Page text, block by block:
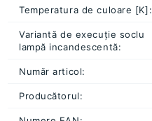
Temperatura de culoare [K]:
Variantă de execuție soclu
lampă incandescentă:
Număr articol:
Producătorul: